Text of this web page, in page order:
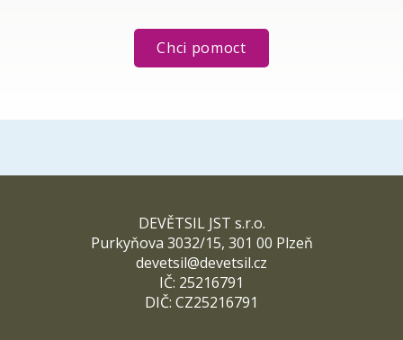
Chci pomoct
DEVĚTSIL JST s.r.o.
Purkyňova 3032/15, 301 00 Plzeň
devetsil@devetsil.cz
IČ: 25216791
DIČ: CZ25216791